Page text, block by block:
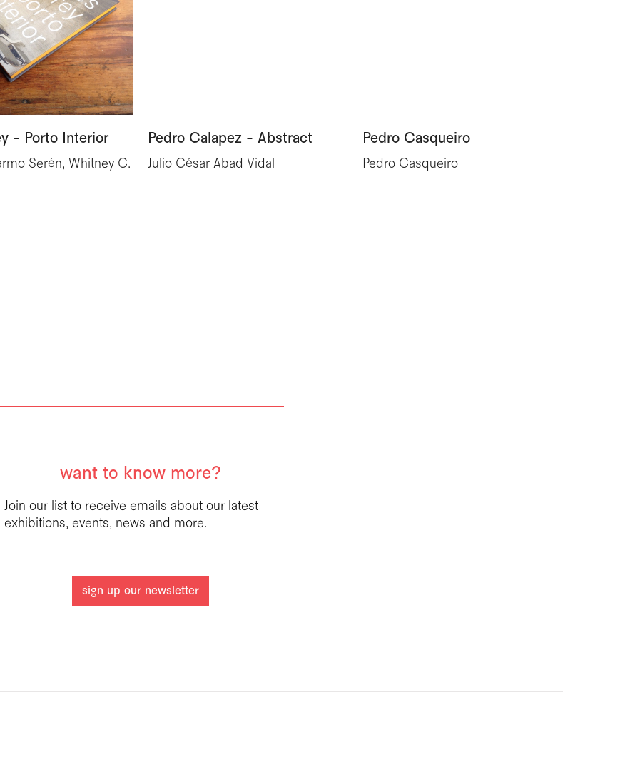
- Porto Interior
Serén, Whitney C.
Pedro Calapez - Abstract
Julio César Abad Vidal
Pedro Casqueiro
Pedro Casqueiro
want to know more?
Join our list to receive emails about our latest
exhibitions, events, news and more.
sign up our newsletter